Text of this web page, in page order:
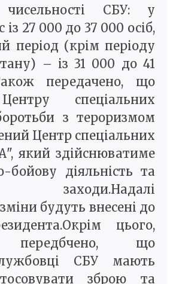
чисельності СБУ: у
27 000 до 37 000 осіб,
період (крім періоду
– із 31 000 до 41
передачено, що
спеціальних
з тероризмом
Центр спеціальних
який здійснюватиме
бойову діяльність та
заходи.Надалі
будуть внесені до
цього,
передбчено, що
СБУ мають
зброю та